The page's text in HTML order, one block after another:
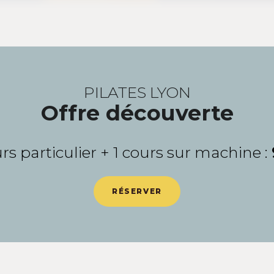
PILATES LYON
Offre découverte
particulier + 1 cours sur machine :
RÉSERVER